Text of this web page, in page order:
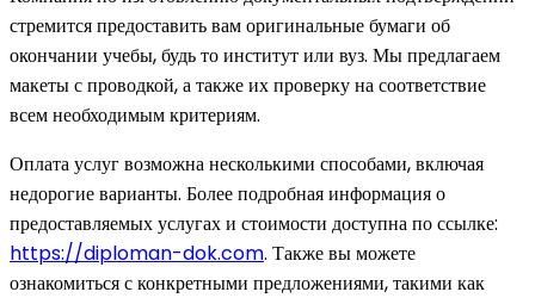
стремится предоставить вам оригинальные бумаги об
окончании учебы, будь то институт или вуз. Мы предлагаем
макеты с проводкой, а также их проверку на соответствие
всем необходимым критериям.
Оплата услуг возможна несколькими способами, включая
недорогие варианты. Более подробная информация о
предоставляемых услугах и стоимости доступна по ссылке:
https://diploman-dok.com. Также вы можете
ознакомиться с конкретными предложениями, такими как